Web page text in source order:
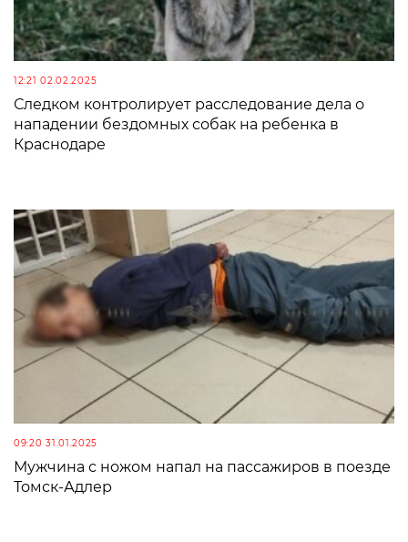
12:21 02.02.2025
Следком контролирует расследование дела о
нападении бездомных собак на ребенка в
Краснодаре
09:20 31.01.2025
Мужчина с ножом напал на пассажиров в поезде
Томск-Адлер